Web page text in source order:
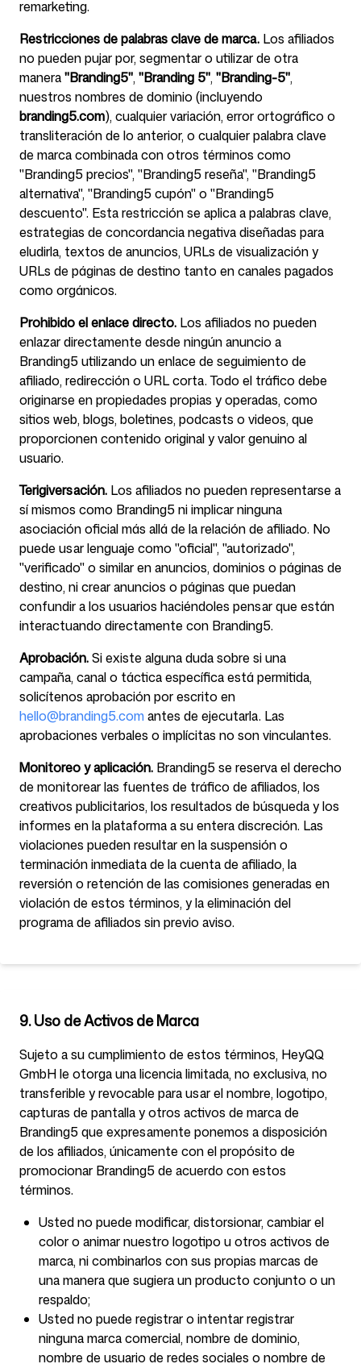
remarketing.
Restricciones de palabras clave de marca. Los afiliados
no pueden pujar por, segmentar o utilizar de otra
manera"Branding5", "Branding 5", "Branding-5",
nuestros nombres de dominio (incluyendo
branding5.com), cualquier variación, error ortográfico o
transliteración de lo anterior, o cualquier palabra clave
de marca combinada con otros términos como
"Branding5 precios", "Branding5 reseña", "Branding5
alternativa", "Branding5 cupón" o "Branding5
descuento". Esta restricción se aplica a palabras clave,
estrategias de concordancia negativa diseñadas para
eludirla, textos de anuncios, URLs de visualización y
URLs de páginas de destino tanto en canales pagados
como orgánicos.
Prohibido el enlace directo. Los afiliados no pueden
enlazar directamente desde ningún anuncio a
Branding5 utilizando un enlace de seguimiento de
afiliado, redirección o URL corta. Todo el tráfico debe
originarse en propiedades propias y operadas, como
sitios web, blogs, boletines, podcasts o videos, que
proporcionen contenido original y valor genuino al
usuario.
Terigiversación. Los afiliados no pueden representarse a
sí mismos como Branding5 ni implicar ninguna
asociación oficial más allá de la relación de afiliado. No
puede usar lenguaje como "oficial", "autorizado",
"verificado" o similar en anuncios, dominios o páginas de
destino, ni crear anuncios o páginas que puedan
confundir a los usuarios haciéndoles pensar que están
interactuando directamente con Branding5.
Aprobación.Si existe alguna duda sobre si una
campaña, canal o táctica específica está permitida,
solicítenos aprobación por escrito en
hello@branding5.comantes de ejecutarla. Las
aprobaciones verbales o implícitas no son vinculantes.
Monitoreo y aplicación. Branding5 se reserva el derecho
de monitorear las fuentes de tráfico de afiliados, los
creativos publicitarios, los resultados de búsqueda y los
informes en la plataforma a su entera discreción. Las
violaciones pueden resultar en la suspensión o
terminación inmediata de la cuenta de afiliado, la
reversión o retención de las comisiones generadas en
violación de estos términos, y la eliminación del
programa de afiliados sin previo aviso.
9. Uso de Activos de Marca
Sujeto a su cumplimiento de estos términos, HeyQQ
GmbH le otorga una licencia limitada, no exclusiva, no
transferible y revocable para usar el nombre, logotipo,
capturas de pantalla y otros activos de marca de
Branding5 que expresamente ponemos a disposición
de los afiliados, únicamente con el propósito de
promocionar Branding5 de acuerdo con estos
términos.
Usted no puede modificar, distorsionar, cambiar el
color o animar nuestro logotipo u otros activos de
marca, ni combinarlos con sus propias marcas de
una manera que sugiera un producto conjunto o un
respaldo;
Usted no puede registrar o intentar registrar
ninguna marca comercial, nombre de dominio,
nombre de usuario de redes sociales o nombre de